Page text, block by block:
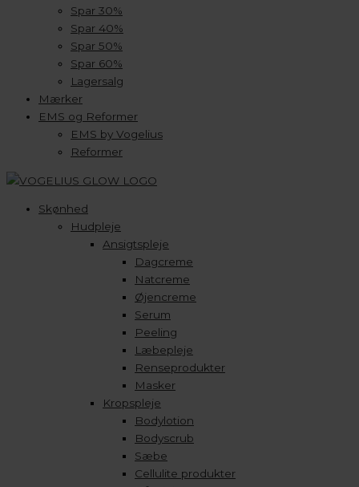
Spar 30%
Spar 40%
Spar 50%
Spar 60%
Lagersalg
Mærker
EMS og Reformer
EMS by Vogelius
Reformer
Skønhed
Hudpleje
Ansigtspleje
Dagcreme
Natcreme
Øjencreme
Serum
Peeling
Læbepleje
Renseprodukter
Masker
Kropspleje
Bodylotion
Bodyscrub
Sæbe
Cellulite produkter